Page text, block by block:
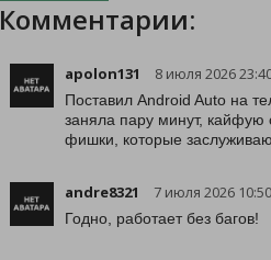
Комментарии:
apolon131 8 июля 2026
Поставил Android Auto на
заняла пару минут, кайфую
фишки, которые
andre8321 7 июля 2026 10:50
Годно, работает без багов!